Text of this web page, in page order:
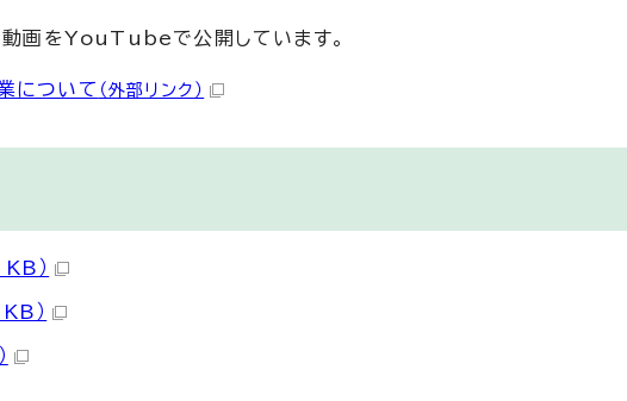
動画をYouTubeで公開しています。
について （外部リンク）
）
）